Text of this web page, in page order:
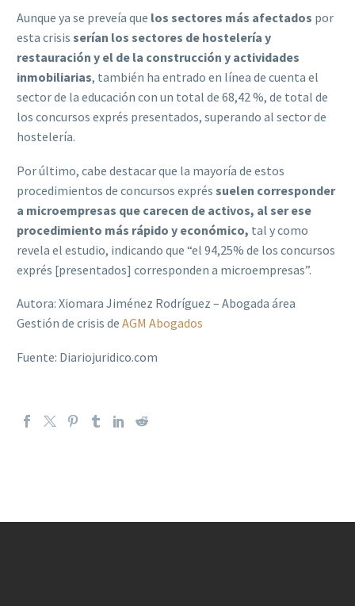
Aunque ya se preveía que los sectores más afectados por
esta crisis serían los sectores de hostelería y
restauración y el de la construcción y actividades
inmobiliarias, también ha entrado en línea de cuenta el
sector de la educación con un total de 68,42 %, de total de
los concursos exprés presentados, superando al sector de
hostelería.
Por último, cabe destacar que la mayoría de estos
procedimientos de concursos exprés suelen corresponder
a microempresas que carecen de activos, al ser ese
procedimiento más rápido y económico, tal y como
revela el estudio, indicando que “el 94,25% de los concursos
exprés [presentados] corresponden a microempresas”.
Autora: Xiomara Jiménez Rodríguez – Abogada área
Gestión de crisis de AGM Abogados
Fuente: Diariojuridico.com